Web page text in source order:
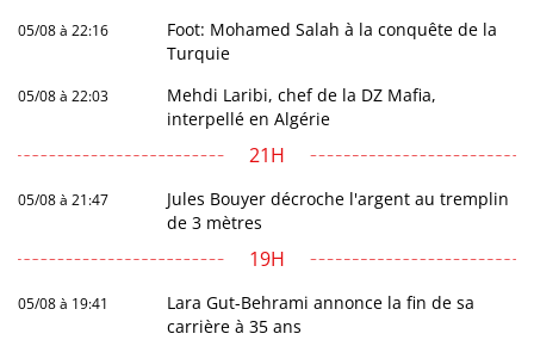
05/08 à 22:16
Foot: Mohamed Salah à la conquête de la
Turquie
05/08 à 22:03
Mehdi Laribi, chef de la DZ Mafia,
interpellé en Algérie
21H
05/08 à 21:47
Jules Bouyer décroche l'argent au tremplin
de 3 mètres
19H
05/08 à 19:41
Lara Gut-Behrami annonce la fin de sa
carrière à 35 ans